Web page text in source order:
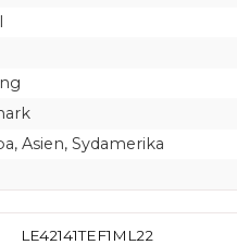
Asien, Sydamerika
LE42141TEF1ML22